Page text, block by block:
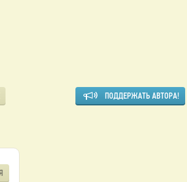
ПОДДЕРЖАТЬ АВТОРА!